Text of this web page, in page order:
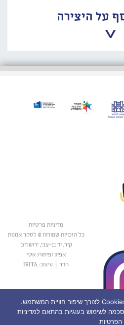
על היצירה
מדיניות פרטיות
כל הזכויות שמורות © לסקר אמנות
קיר, יד בן-צבי, ירושלים
אפיון ופיתוח: אטי
הדר
עיצוב: IRITA
אתר זה עושה שימוש בקבצי Cookies לצורך שיפור חוויית המשתמש.
לשימוש בעוגיות בהתאם למדיניות
הפרטיות